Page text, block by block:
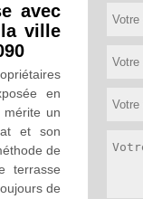
avec
la ville
en
un
et son
de
terrasse
de